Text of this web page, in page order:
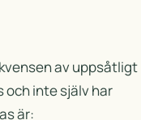
av uppsåtligt
och inte själv har
är: